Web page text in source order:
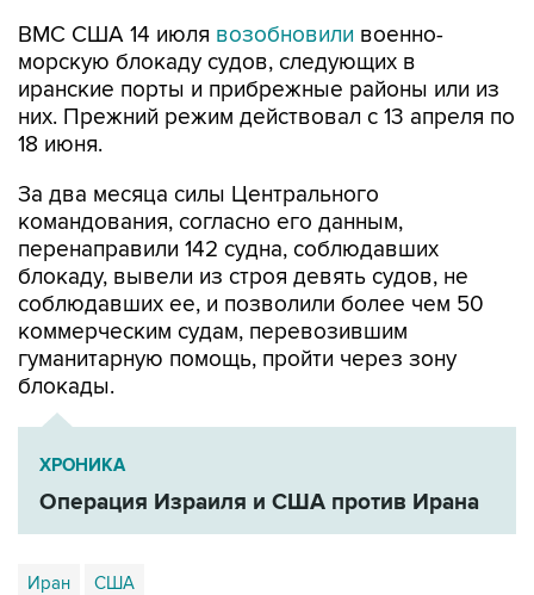
ВМС США 14 июля возобновили военно-
морскую блокаду судов, следующих в
иранские порты и прибрежные районы или из
них. Прежний режим действовал с 13 апреля по
18 июня.
За два месяца силы Центрального
командования, согласно его данным,
перенаправили 142 судна, соблюдавших
блокаду, вывели из строя девять судов, не
соблюдавших ее, и позволили более чем 50
коммерческим судам, перевозившим
гуманитарную помощь, пройти через зону
блокады.
ХРОНИКА
Операция Израиля и США против Ирана
Иран США